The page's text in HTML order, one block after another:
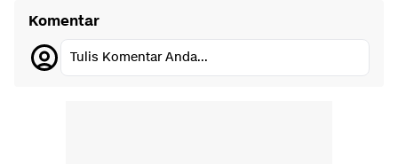
Komentar
Tulis Komentar Anda...